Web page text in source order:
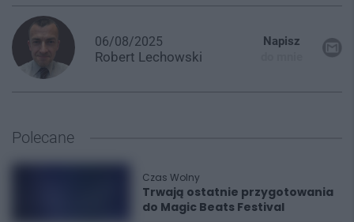
06/08/2025
Robert Lechowski
Napisz
Polecane
Czas Wolny
Trwają ostatnie przygotowania
do Magic Beats Festival